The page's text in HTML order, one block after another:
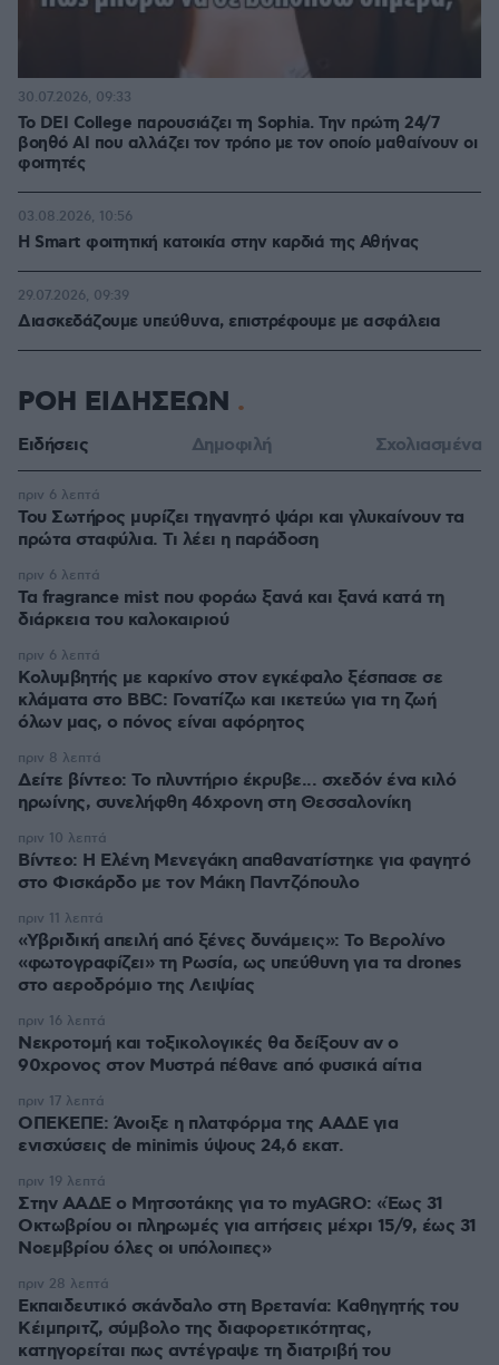
Το DEI College παρουσιάζει τη Sophia. Την πρώτη 24/7
βοηθό AI που αλλάζει τον τρόπο με τον οποίο μαθαίνουν οι
φοιτητές
30.07.2026, 09:33
Η Smart φοιτητική κατοικία στην καρδιά της Αθήνας
03.08.2026, 10:56
Διασκεδάζουμε υπεύθυνα, επιστρέφουμε με ασφάλεια
29.07.2026, 09:39
ΡΟΗ ΕΙΔΗΣΕΩΝ
Ειδήσεις Δημοφιλή Σχολιασμένα
Του Σωτήρος μυρίζει τηγανητό ψάρι και γλυκαίνουν τα
πρώτα σταφύλια. Τι λέει η παράδοση
πριν 6 λεπτά
Τα fragrance mist που φοράω ξανά και ξανά κατά τη
διάρκεια του καλοκαιριού
πριν 6 λεπτά
Κολυμβητής με καρκίνο στον εγκέφαλο ξέσπασε σε
κλάματα στο BBC: Γονατίζω και ικετεύω για τη ζωή
όλων μας, ο πόνος είναι αφόρητος
πριν 6 λεπτά
Δείτε βίντεο: Το πλυντήριο έκρυβε... σχεδόν ένα κιλό
ηρωίνης, συνελήφθη 46χρονη στη Θεσσαλονίκη
πριν 8 λεπτά
Βίντεο: Η Ελένη Μενεγάκη απαθανατίστηκε για φαγητό
στο Φισκάρδο με τον Μάκη Παντζόπουλο
πριν 10 λεπτά
«Υβριδική απειλή από ξένες δυνάμεις»: Το Βερολίνο
«φωτογραφίζει» τη Ρωσία, ως υπεύθυνη για τα drones
στο αεροδρόμιο της Λειψίας
πριν 11 λεπτά
Νεκροτομή και τοξικολογικές θα δείξουν αν ο
90χρονος στον Μυστρά πέθανε από φυσικά αίτια
πριν 16 λεπτά
ΟΠΕΚΕΠΕ: Άνοιξε η πλατφόρμα της ΑΑΔΕ για
ενισχύσεις de minimis ύψους 24,6 εκατ.
πριν 17 λεπτά
Στην ΑΑΔΕ ο Μητσοτάκης για το myAGRO: «Έως 31
Οκτωβρίου οι πληρωμές για αιτήσεις μέχρι 15/9, έως 31
Νοεμβρίου όλες οι υπόλοιπες»
πριν 19 λεπτά
Εκπαιδευτικό σκάνδαλο στη Βρετανία: Καθηγητής του
Κέιμπριτζ, σύμβολο της διαφορετικότητας,
κατηγορείται πως αντέγραψε τη διατριβή του
πριν 28 λεπτά